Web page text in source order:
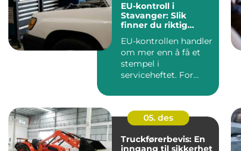
EU-kontroll i
Stavanger: Slik
finner du riktig
EU-kontrollen handler
om mer enn å få et
stempel i
serviceheftet. For
05. des
Truckførerbevis: En
inngang til sikkerhet